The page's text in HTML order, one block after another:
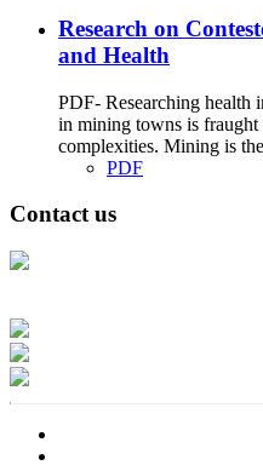
Research on
and Health
PDF- Researching health
in mining towns is
complexities. Mining is
PDF
Contact us